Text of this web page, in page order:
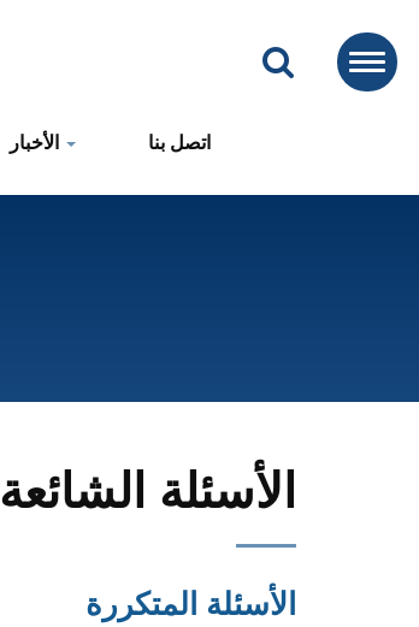
اتصل بنا
الأسئلة الشائعة
الأسئلة المتكررة